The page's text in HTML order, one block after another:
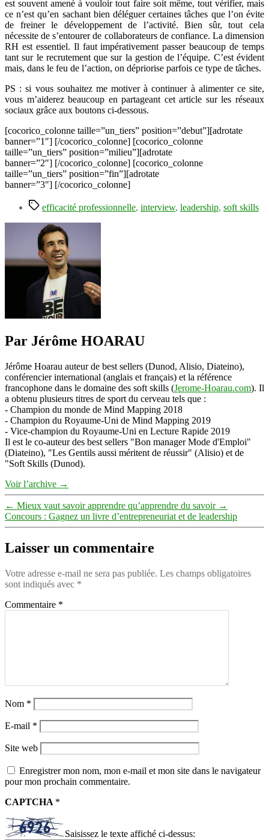
est souvent amené à vouloir tout faire soit même, tout vérifier, mais
ce n’est qu’en sachant bien déléguer certaines tâches que l’on évite
de freiner le développement de l’activité. Bien sûr, tout cela
nécessite de s’entourer de collaborateurs de confiance. La dimension
RH est essentiel. Il faut impérativement passer beaucoup de temps
tant sur le recrutement que sur la gestion de l’équipe. C’est évident
mais, dans le feu de l’action, on dépriorise parfois ce type de tâches.
PS : si vous souhaitez me motiver à continuer à alimenter ce site,
vous m’aiderez beaucoup en partageant cet article sur les réseaux
sociaux grâce aux boutons ci-dessous.
[cocorico_colonne taille=”un_tiers” position=”debut”][adrotate
banner=”1″] [/cocorico_colonne] [cocorico_colonne
taille=”un_tiers” position=”milieu”][adrotate
banner=”2″] [/cocorico_colonne] [cocorico_colonne
taille=”un_tiers” position=”fin”][adrotate
banner=”3″] [/cocorico_colonne]
Étiquettes
efficacité professionnelle, interview, leadership, soft skills
Par Jérôme HOARAU
Jérôme Hoarau auteur de best sellers (Dunod, Alisio, Diateino),
conférencier international (anglais et français) et la référence
francophone dans le domaine des soft skills (Jerome-Hoarau.com). Il
a obtenu plusieurs titres de sport du cerveau tels que :
- Champion du monde de Mind Mapping 2018
- Champion du Royaume-Uni de Mind Mapping 2019
- Vice-champion du Royaume-Uni en Lecture Rapide 2019
Il est le co-auteur des best sellers "Bon manager Mode d'Emploi"
(Diateino), "Les Gentils aussi méritent de réussir" (Alisio) et de
"Soft Skills (Dunod).
Voir l’archive →
← Mieux vaut savoir apprendre qu’apprendre du savoir →
Concours : Gagnez un livre d’entrepreneuriat et de leadership
Laisser un commentaire
Votre adresse e-mail ne sera pas publiée. Les champs obligatoires
sont indiqués avec *
Commentaire *
Nom *
E-mail *
Site web
Enregistrer mon nom, mon e-mail et mon site dans le navigateur
pour mon prochain commentaire.
CAPTCHA *
Saisissez le texte affiché ci-dessus: